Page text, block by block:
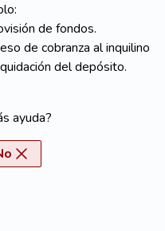
de fondos.
de cobranza al inquilino
del depósito.
ayuda?